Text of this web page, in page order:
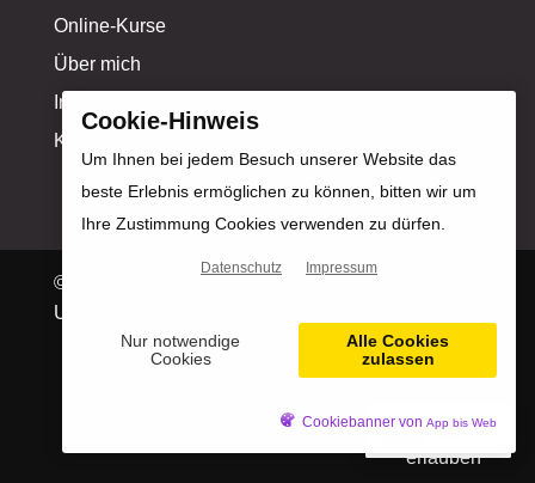
Online-Kurse
Über mich
Influencer-Profil
Kontakt
© Copyright Michael Kahlstadt |
Umsetzung: Werbeagentur Motion Media GmbH
Impressum|Datenschutz|
Zustimmungsstatus: Cookies abgelehnt.Cookies
erlauben
DE
Cookie-Hinweis
Um Ihnen bei jedem Besuch unserer Website das
beste Erlebnis ermöglichen zu können, bitten wir um
Ihre Zustimmung Cookies verwenden zu dürfen.
Datenschutz Impressum
Nur notwendige
Cookies
Alle Cookies
zulassen
Cookiebanner von App bis Web